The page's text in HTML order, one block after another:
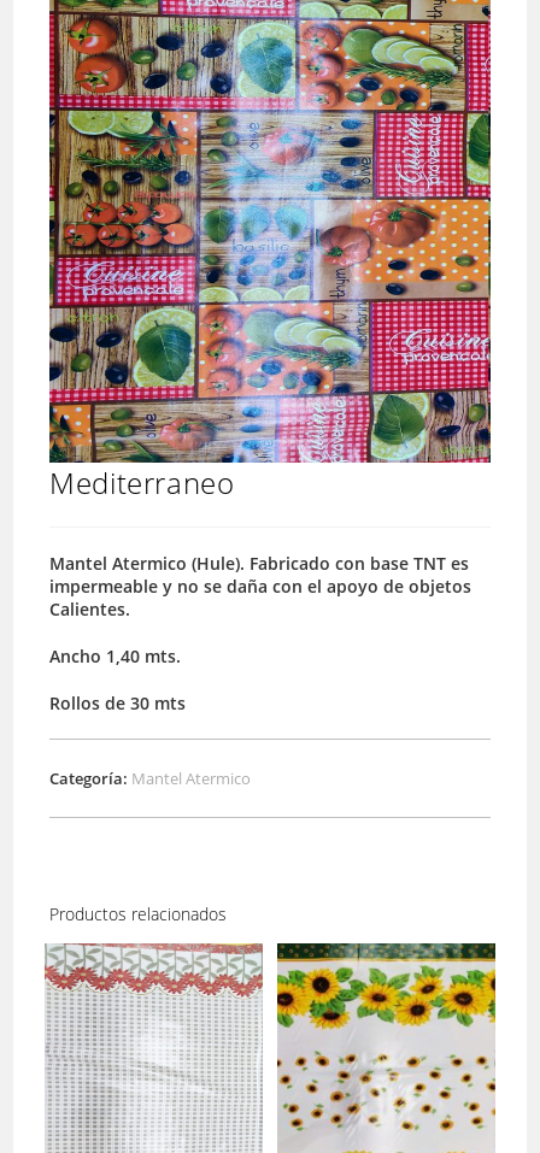
Mediterraneo
Mantel Atermico (Hule). Fabricado con base TNT es
impermeable y no se daña con el apoyo de objetos
Calientes.
Ancho 1,40 mts.
Rollos de 30 mts
Categoría: Mantel Atermico
Productos relacionados